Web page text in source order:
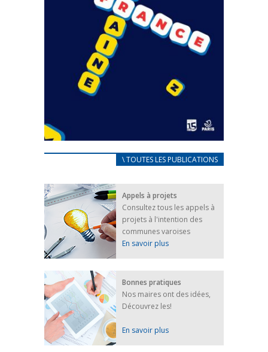
CARNET D’ACCUEIL
25 avril 2022
Afin d’accompagner au mieux les réfugiés
ukrainiens arrivés en France,...
FEUILLETER
\ TOUTES LES PUBLICATIONS
Appels à projets
Consultez tous les appels à
projets à l'intention des
communes varoises
En savoir plus
Bonnes pratiques
Nos maires ont des idées,
Découvrez les!
En savoir plus